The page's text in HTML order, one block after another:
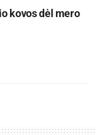
kovos dėl mero